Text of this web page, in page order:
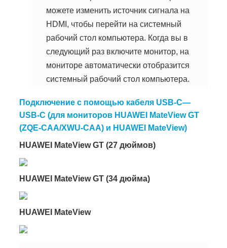
можете изменить источник сигнала на
HDMI, чтобы перейти на системный
рабочий стол компьютера. Когда вы в
следующий раз включите монитор, на
мониторе автоматически отобразится
системный рабочий стол компьютера.
Подключение с помощью кабеля USB-C—
USB-C (для мониторов HUAWEI MateView GT
(ZQE-CAA/XWU-CAA) и HUAWEI MateView)
HUAWEI MateView GT (27 дюймов)
HUAWEI MateView GT (34 дюйма)
HUAWEI MateView